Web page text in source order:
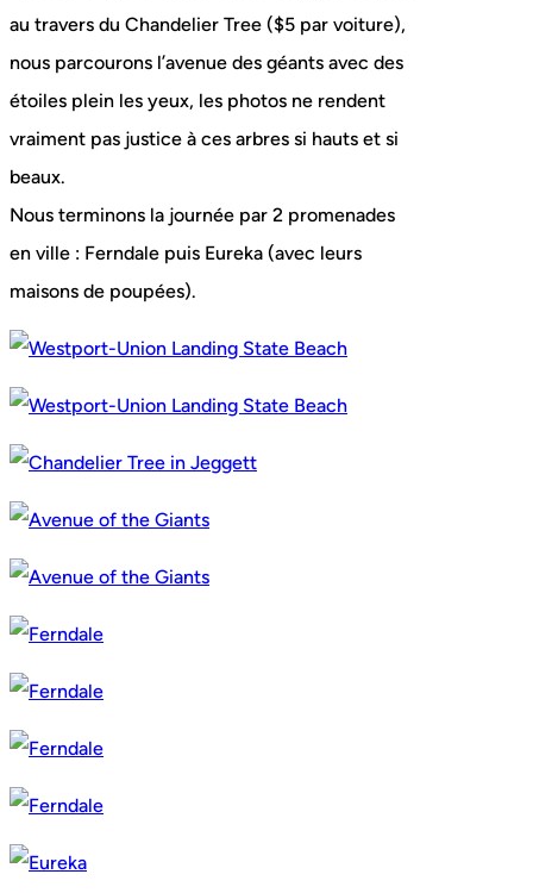
au travers du Chandelier Tree ($5 par voiture),
nous parcourons l’avenue des géants avec des
étoiles plein les yeux, les photos ne rendent
vraiment pas justice à ces arbres si hauts et si
beaux.
Nous terminons la journée par 2 promenades
en ville : Ferndale puis Eureka (avec leurs
maisons de poupées).